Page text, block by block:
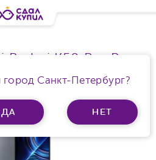
город Санкт-Петербург?
ДА НЕТ
Redmi K50 Pro Ram
12Gb